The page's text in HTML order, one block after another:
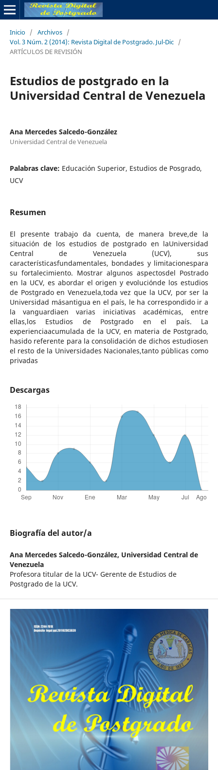
Inicio / Archivos /
Vol. 3 Núm. 2 (2014): Revista Digital de Postgrado. Jul-Dic /
ARTÍCULOS DE REVISIÓN
Estudios de postgrado en la
Universidad Central de Venezuela
Ana Mercedes Salcedo-González
Universidad Central de Venezuela
Palabras clave: Educación Superior, Estudios de Posgrado,
UCV
Resumen
El presente trabajo da cuenta, de manera breve,de la
situación de los estudios de postgrado en laUniversidad
Central de Venezuela (UCV), sus
característicasfundamentales, bondades y limitacionespara
su fortalecimiento. Mostrar algunos aspectosdel Postrado
en la UCV, es abordar el origen y evoluciónde los estudios
de Postgrado en Venezuela,toda vez que la UCV, por ser la
Universidad másantigua en el país, le ha correspondido ir a
la vanguardiaen varias iniciativas académicas, entre
ellas,los Estudios de Postgrado en el país. La
experienciaacumulada de la UCV, en materia de Postgrado,
hasido referente para la consolidación de dichos estudiosen
el resto de la Universidades Nacionales,tanto públicas como
privadas
Descargas
Biografía del autor/a
Ana Mercedes Salcedo-González, Universidad Central de
Venezuela
Profesora titular de la UCV- Gerente de Estudios de
Postgrado de la UCV.